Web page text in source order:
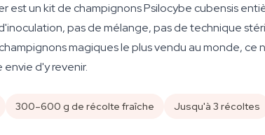
est un kit de champignonsPsilocybe cubensis
pas de mélange, pas de technique
magiques le plus vendu au monde,
d'y revenir.
300–600 g de récolte fraîche Jusqu'à 3 récoltes